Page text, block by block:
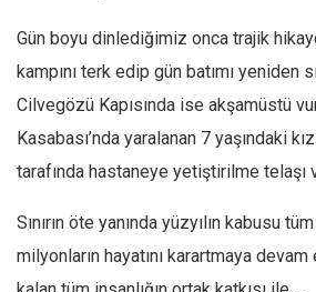
Gün boyu dinlediğimiz onca trajik
kampını terk edip gün batımı yeniden
Cilvegözü Kapısında ise akşamüstü
Kasabası’nda yaralanan 7 yaşındaki
tarafında hastaneye yetiştirilme telaşı
Sınırın öte yanında yüzyılın kabusu
milyonların hayatını karartmaya devam